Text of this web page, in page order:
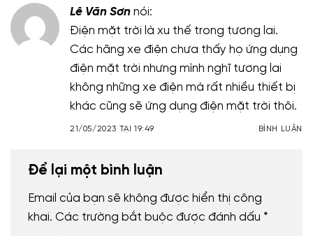
Lê Văn Sơn nói:
Điện mặt trời là xu thế trong tương lai.
Các hãng xe điện chưa thấy họ ứng dụng
điện mặt trời nhưng mình nghĩ tương lai
không những xe điện mà rất nhiều thiết bị
khác cũng sẽ ứng dụng điện mặt trời thôi.
21/05/2023 TẠI 19:49 BÌNH LUẬN
Để lại một bình luận
Email của bạn sẽ không được hiển thị công
khai. Các trường bắt buộc được đánh dấu *